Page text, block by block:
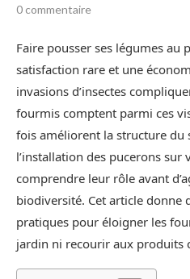
0 commentaire
Faire pousser ses légumes au
satisfaction rare et une
invasions d’insectes
fourmis comptent parmi ces
fois améliorent la structure du
l’installation des pucerons
comprendre leur rôle avant
biodiversité. Cet article donne
pratiques pour éloigner les
jardin ni recourir aux produits